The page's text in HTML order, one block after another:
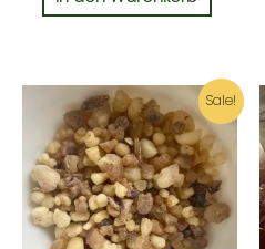
Sale!
Ursprünglicher
Preis
war:
6,00 €
Aktueller
Preis
ist:
4,00 €.